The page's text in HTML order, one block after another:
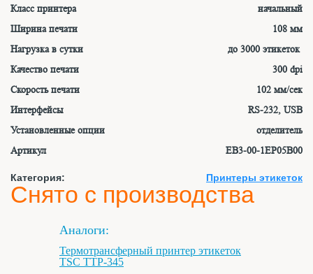
Класс принтера
начальный
Ширина печати
108 мм
Нагрузка в сутки
до 3000 этикеток
Качество печати
300 dpi
Скорость печати
102 мм/сек
Интерфейсы
RS-232, USB
Установленные опции
отделитель
Артикул
EB3-00-1EP05B00
Категория: Принтеры этикеток
Снято с производства
Аналоги:
Термотрансферный принтер этикеток
TSC TTP-345